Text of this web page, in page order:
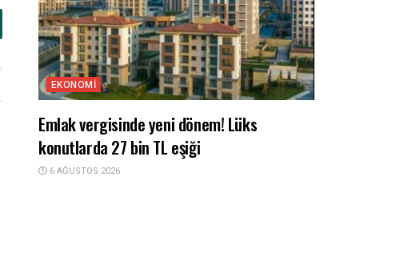
EKONOMI
Emlak vergisinde yeni dönem! Lüks
konutlarda 27 bin TL eşiği
6 AĞUSTOS 2026